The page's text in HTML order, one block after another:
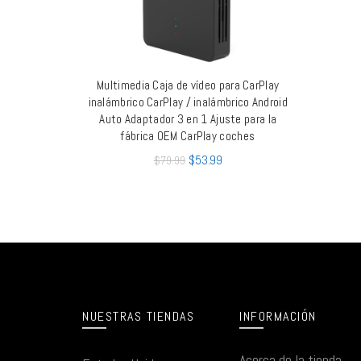
LEER MÁS
Multimedia Caja de vídeo para CarPlay
inalámbrico CarPlay / inalámbrico Android
Auto Adaptador 3 en 1 Ajuste para la
fábrica OEM CarPlay coches
$79.99 $53.99
NUESTRAS TIENDAS INFORMACIÓN